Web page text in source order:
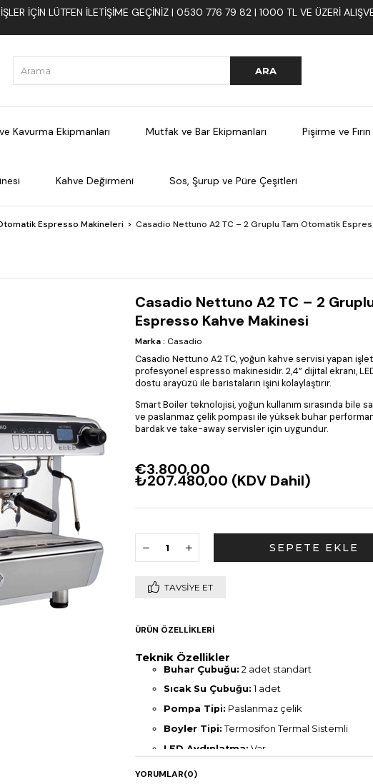
İÇIN LÜTFEN ILETIŞIME GEÇINIZ | 0530 776 79 82 | 1000 TL VE ÜZERI
Kavurma Ekipmanları Mutfak ve Bar Ekipmanları Pişirme ve
Kahve Değirmeni Sos, Şurup ve Püre Çeşitleri
Espresso Makineleri Casadio Nettuno A2 TC – 2 Gruplu Tam Otomatik
Casadio Nettuno A2 TC – 2
Espresso Kahve Makinesi
Marka: Casadio
Casadio Nettuno A2 TC, yoğun kahve servisi yapan
profesyonel espresso makinesidir. 2,4” dijital ekranı, LED
dostu arayüzü ile baristaların işini kolaylaştırır.
Smart Boiler teknolojisi, yoğun kullanım sırasında bile
ve paslanmaz çelik pompası ile yüksek buhar
bardak ve take-away servisler için uygundur.
€3.800,00
₺207.480,00 (KDV Dahil)
TAVSIYE ET
ÜRÜN ÖZELLIKLERI
Teknik Özellikler
Buhar Çubuğu: 2 adet standart
Sıcak Su Çubuğu: 1 adet
Pompa Tipi: Paslanmaz çelik
Boyler Tipi: Termosifon Termal Sistemli
LED Aydınlatma: Var
Tall Cup / Yüksek Fincan:
YORUMLAR(0)